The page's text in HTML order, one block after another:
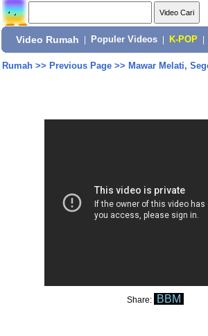
Video Rumah Populer Videos K-POP
Rumah>> Previous Page>> Mawar Melati,
Share: BBM